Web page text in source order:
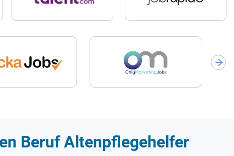
Beruf Altenpflegehelfer